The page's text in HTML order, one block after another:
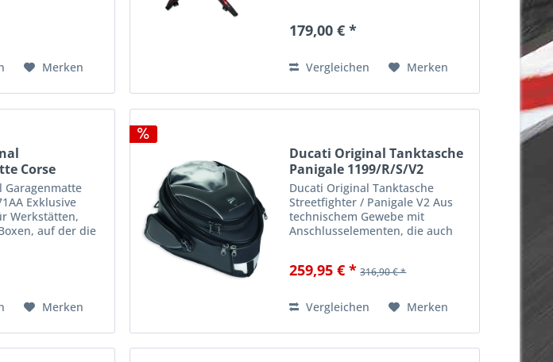
für diese
ist... Merken
2019 Panigale 1199 / S / R | 2012
179,00 € *
Vergleichen Merken
Corse
Garagenmatte
Exklusive
Werkstätten,
auf der die
Merken
Ducati Original Tanktasche
Panigale 1199/R/S/V2
Ducati Original Tanktasche
Streetfighter / Panigale V2 Aus
technischem Gewebe mit
Anschlusselementen, die auch
zwei Seitentaschen und einem
259,95 € * 316,90 € *
Vergleichen Merken